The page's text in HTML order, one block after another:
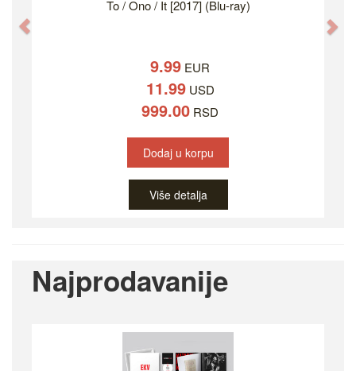
To / Ono / It [2017] (Blu-ray)
9.99 EUR
11.99USD
999.00 RSD
Dodaj u korpu
Više detalja
Najprodavanije